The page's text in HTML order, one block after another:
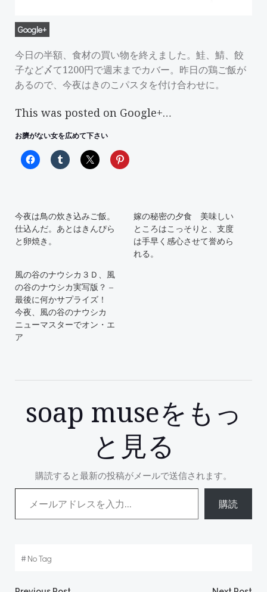
Google+
今日の半額、食材の買い物を終えました。鮭、鯖、餃
子など〆て1200円で週末までカバー。昨日の鶏ご飯が
あるので、今夜はきのこパスタを付け合わせに。
This was posted on Google+…
お臍がない女を広めて下さい
今夜は鳥の炊き込みご飯。
仕込んだ。あとはきんぴら
と卵焼き。
嫁の秘密の夕食 美味しい
ところはこっそりと、支度
は手早く感心させて誉めら
れる。
風の谷のナウシカ３Ｄ、風
の谷のナウシカ実写版？ –
最後に何かサプライズ！
今夜、風の谷のナウシカ
ニューマスターでオン・エ
ア
soap museをもっ
と見る
購読すると最新の投稿がメールで送信されます。
メールアドレスを入力...
購読
#No Tag